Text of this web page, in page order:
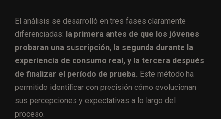
El análisis se desarrolló en tres fases claramente
diferenciadas: la primera antes de que los jóvenes
probaran una suscripción, la segunda durante la
experiencia de consumo real, y la tercera después
de finalizar el período de prueba. Este método ha
permitido identificar con precisión cómo evolucionan
sus percepciones y expectativas a lo largo del
proceso.